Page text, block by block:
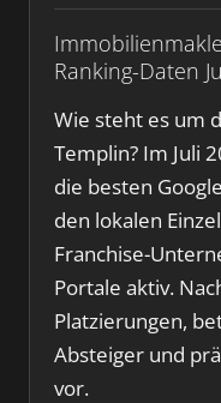
Ranking-Daten
Wie steht es um
Templin? Im Juli
die besten
den lokalen
Franchise-
Portale aktiv.
Platzierungen,
Absteiger und
vor.